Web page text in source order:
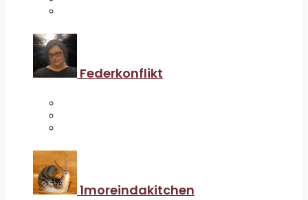
Federkonflikt
1moreindakitchen